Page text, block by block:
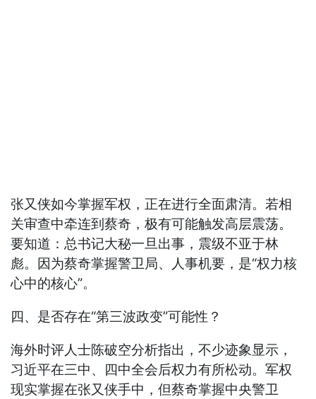
张又侠如今掌握军权，正在进行全面肃清。若相
关审查中牵连到蔡奇，极有可能触发高层震荡。
要知道：总书记大秘一旦出事，震级不亚于林
彪。因为蔡奇掌握警卫局、人事机要，是“权力核
心中的核心”。
四、是否存在“第三波政变”可能性？
海外时评人士陈破空分析指出，不少迹象显示，
习近平在三中、四中全会后权力有所松动。军权
现实掌握在张又侠手中，但蔡奇掌握中央警卫